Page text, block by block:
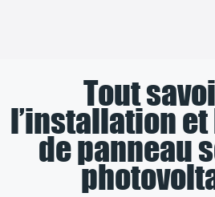
Tout
l’installation et
de panneau